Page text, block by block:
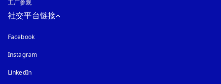
工厂参观
社交平台链接
Facebook
Instagram在新选项卡中打开
LinkedIn